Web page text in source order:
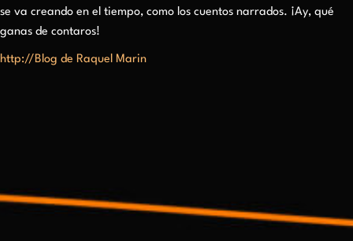
se va creando en el tiempo, como los cuentos narrados. ¡Ay, qué
ganas de contaros!
http://Blog de Raquel Marin